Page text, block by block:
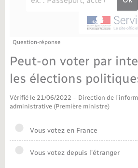
Bibliothèques
Sport
Tourisme
Nouvel habitant
Nouvelle activité
Question-réponse
Peut-on voter par
les élections
Vérifié le 21/06/2022 – Direction de
administrative (Première ministre)
Vous votez en France
Vous votez depuis l'étranger